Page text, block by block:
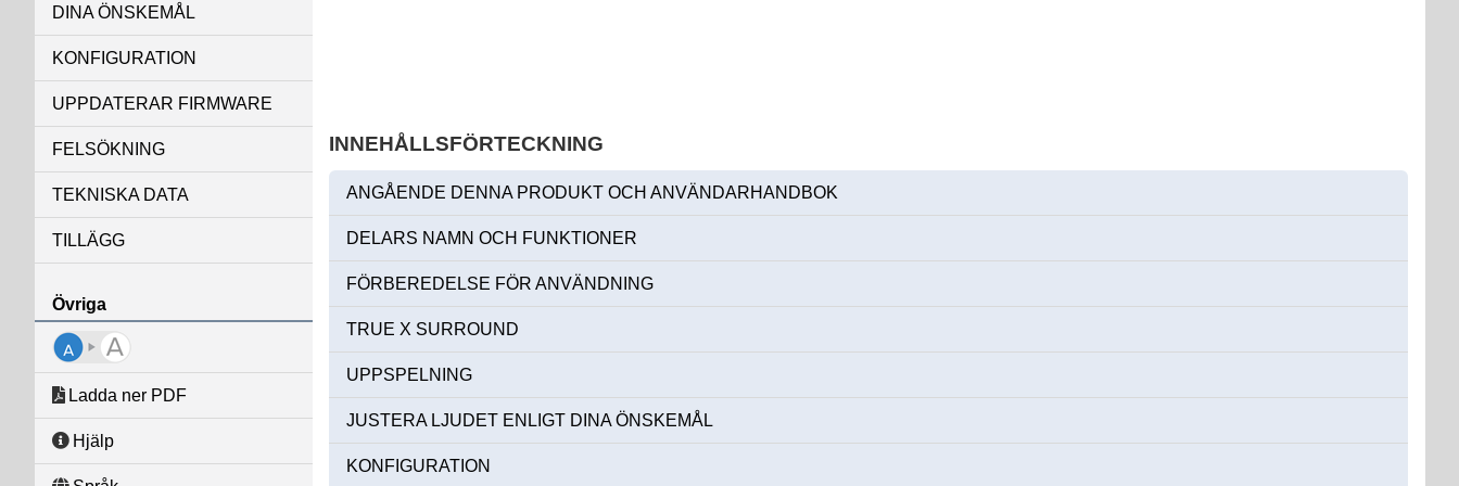
DINA ÖNSKEMÅL
KONFIGURATION
UPPDATERAR FIRMWARE
FELSÖKNING
TEKNISKA DATA
TILLÄGG
Övriga
Ladda ner PDF
Hjälp
INNEHÅLLSFÖRTECKNING
ANGÅENDE DENNA PRODUKT OCH ANVÄNDARHANDBOK
DELARS NAMN OCH FUNKTIONER
FÖRBEREDELSE FÖR ANVÄNDNING
TRUE X SURROUND
UPPSPELNING
JUSTERA LJUDET ENLIGT DINA ÖNSKEMÅL
KONFIGURATION